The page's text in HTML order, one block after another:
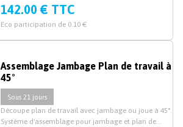
142.00 € TTC
Eco participation de 0.10 €
Sous 21 jours
Assemblage Jambage Plan de travail à
45°
Découpe plan de travail avec jambage ou joue à 45°.
Système d'assemblage pour jambage et plan de